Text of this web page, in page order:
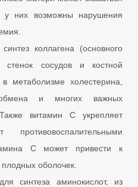
них возможны нарушения
коллагена (основного
стенок сосудов и костной
метаболизме холестерина,
обмена и многих важных
витамин С укрепляет
С может привести к
оболочек.
синтеза аминокислот, из